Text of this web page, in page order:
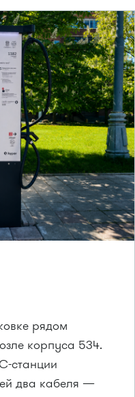
рядом
корпуса 534.
станции
два кабеля —